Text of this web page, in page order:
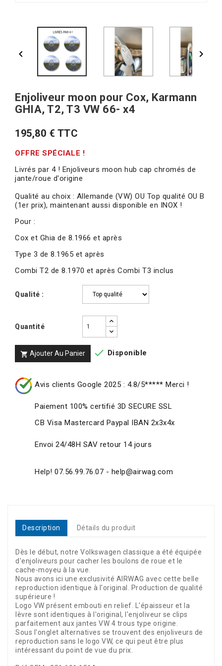
 
Enjoliveur moon pour Cox, Karmann
GHIA, T2, T3 VW 66- x4
195,80 € TTC
OFFRE SPÉCIALE !
Livrés par 4 ! Enjoliveurs moon hub cap chromés de
jante/roue d'origine
Qualité au choix : Allemande (VW) OU Top qualité OU B
(1er prix), maintenant aussi disponible en INOX !
Pour :
Cox et Ghia de 8.1966 et après
Type 3 de 8.1965 et après
Combi T2 de 8.1970 et après Combi T3 inclus
Qualité :
Quantité
 Ajouter Au Panier  Disponible
Avis clients Google 2025 : 4.8/5***** Merci !
Paiement 100% certifié 3D SECURE SSL
CB Visa Mastercard Paypal IBAN 2x3x4x
Envoi 24/48H SAV retour 14 jours
Help! 07.56.99.76.07 - help@airwag.com
Description Détails du produit
Dès le début, notre Volkswagen classique a été équipée
d'enjoliveurs pour cacher les boulons de roue et le
cache-moyeu à la vue.
Nous avons ici une exclusivité AIRWAG avec cette belle
reproduction identique à l'original. Production de qualité
supérieure !
Logo VW présent embouti en relief. L'épaisseur et la
lèvre sont identiques à l'original, l'enjoliveur se clips
parfaitement aux jantes VW 4 trous type origine.
Sous l'onglet alternatives se trouvent des enjoliveurs de
reproduction sans le logo VW, ce qui peut être plus
intéressant du point de vue du prix.